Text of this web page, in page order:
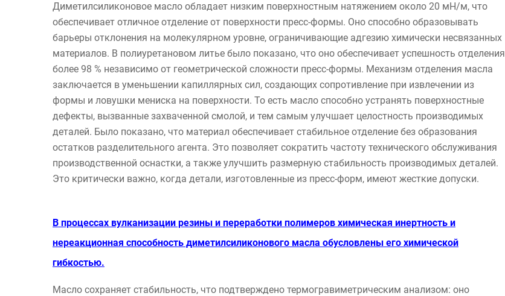
Диметилсиликоновое масло обладает низким поверхностным натяжением около 20 мН/м, что
обеспечивает отличное отделение от поверхности пресс-формы. Оно способно образовывать
барьеры отклонения на молекулярном уровне, ограничивающие адгезию химически несвязанных
материалов. В полиуретановом литье было показано, что оно обеспечивает успешность отделения
более 98 % независимо от геометрической сложности пресс-формы. Механизм отделения масла
заключается в уменьшении капиллярных сил, создающих сопротивление при извлечении из
формы и ловушки мениска на поверхности. То есть масло способно устранять поверхностные
дефекты, вызванные захваченной смолой, и тем самым улучшает целостность производимых
деталей. Было показано, что материал обеспечивает стабильное отделение без образования
остатков разделительного агента. Это позволяет сократить частоту технического обслуживания
производственной оснастки, а также улучшить размерную стабильность производимых деталей.
Это критически важно, когда детали, изготовленные из пресс-форм, имеют жесткие допуски.
В процессах вулканизации резины и переработки полимеров химическая инертность и
нереакционная способность диметилсиликонового масла обусловлены его химической
гибкостью.
Масло сохраняет стабильность, что подтверждено термогравиметрическим анализом: оно